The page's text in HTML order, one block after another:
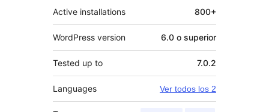
Active installations 800+
WordPress version 6.0 o superior
Tested up to 7.0.2
Languages Ver todos los 2